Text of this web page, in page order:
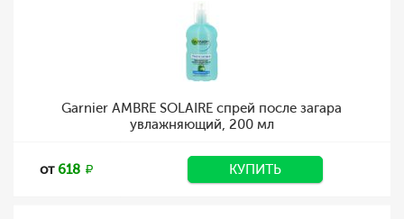
Garnier AMBRE SOLAIRE спрей после загара
увлажняющий, 200 мл
от618 КУПИТЬ